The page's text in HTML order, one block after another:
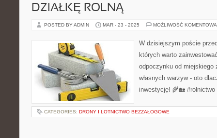
DZIAŁKĘ ROLNĄ
POSTED BY ADMIN MAR - 23 - 2025 MOŻLIWOŚĆ
W dzisiejszym poście
których warto
odpoczynku od miejskiego
własnych warzyw - oto
inwestycję! 🌾🏡 #rolnictwo
CATEGORIES: DRONY I LOTNICTWO BEZZAŁOGOWE